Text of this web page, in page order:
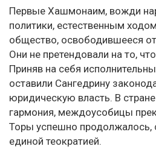
Первые Хашмонаим, вожди
политики, естественным
общество, освободившееся
Они не претендовали на то,
Приняв на себя
оставили Сангедрину
юридическую власть. В
гармония, междоусобицы
Торы успешно продолжалось,
единой теократией.